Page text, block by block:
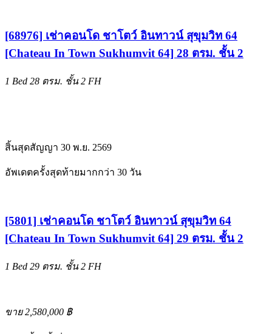
[68976] เช่าคอนโด ชาโตว์ อินทาวน์ สุขุมวิท 64
[Chateau In Town Sukhumvit 64] 28 ตรม. ชั้น 2
1 Bed 28 ตรม. ชั้น 2 FH
สิ้นสุดสัญญา 30 พ.ย. 2569
อัพเดตครั้งสุดท้ายมากกว่า 30 วัน
[5801] เช่าคอนโด ชาโตว์ อินทาวน์ สุขุมวิท 64
[Chateau In Town Sukhumvit 64] 29 ตรม. ชั้น 2
1 Bed 29 ตรม. ชั้น 2 FH
ขาย 2,580,000 ฿